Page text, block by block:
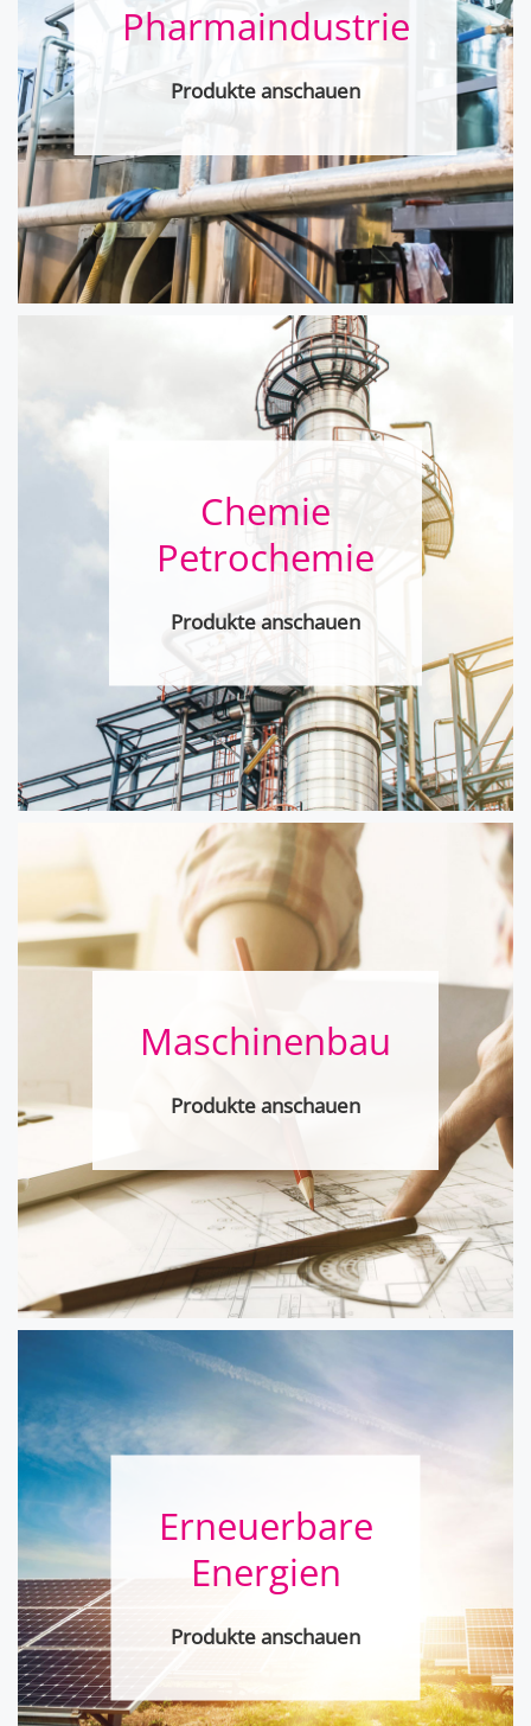
Pharma­industrie
Produkte anschauen
Chemie
Petrochemie
Produkte anschauen
Maschinen­bau
Produkte anschauen
Erneuerbare
Energien
Produkte anschauen